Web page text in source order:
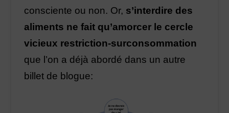
consciente ou non. Or, s’interdire des
aliments ne fait qu’amorcer le cercle
vicieux restriction-surconsommation
que l’on a déjà abordé dans un autre
billet de blogue: